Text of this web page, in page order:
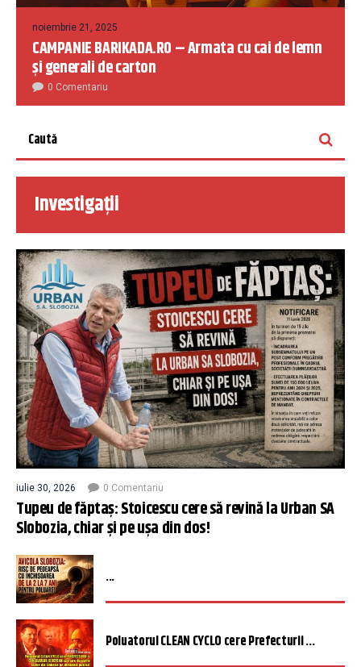
noiembrie 21, 2025
CAMPANIE BARIKADA.RO – Armata cu cai de lemn
și generali de carton
0 Comentariu
Investigații
iulie 30, 2026 0 Comentariu
Tupeu de făptaș: Stoicescu cere să revină la Urban SA
Slobozia, chiar și pe ușa din dos!
...
Poluatorul CLEAN CYCLO cere Prefecturii ...